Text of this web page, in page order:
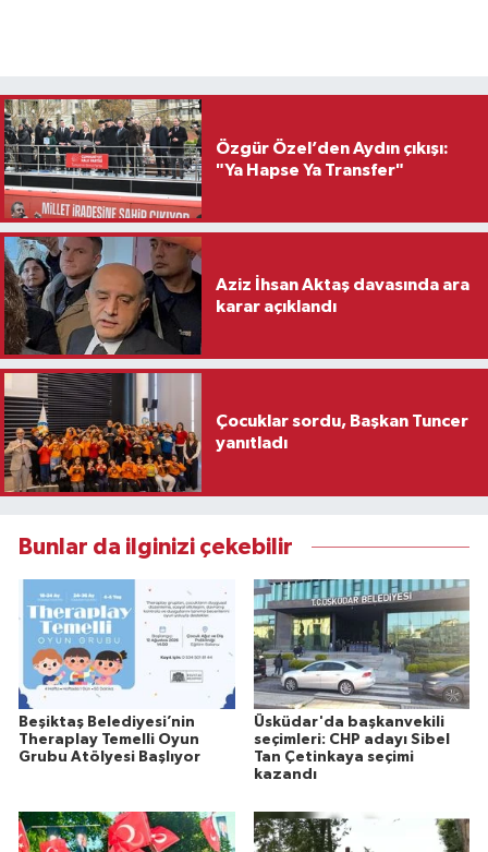
Özgür Özel’den Aydın çıkışı:
"Ya Hapse Ya Transfer"
Aziz İhsan Aktaş davasında ara
karar açıklandı
Çocuklar sordu, Başkan Tuncer
yanıtladı
Bunlar da ilginizi çekebilir
Beşiktaş Belediyesi’nin
Theraplay Temelli Oyun
Grubu Atölyesi Başlıyor
Üsküdar'da başkanvekili
seçimleri: CHP adayı Sibel
Tan Çetinkaya seçimi
kazandı